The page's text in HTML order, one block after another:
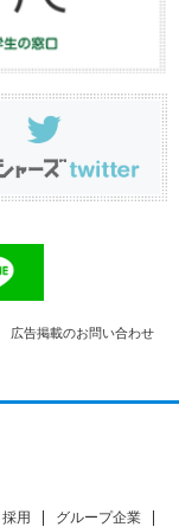
広告掲載のお問い合わせ
採用 グループ企業